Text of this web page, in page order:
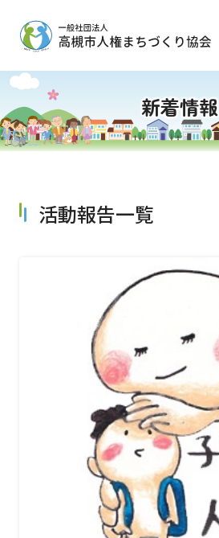
新着情報
活動報告一覧